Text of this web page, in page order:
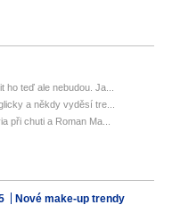
teď ale nebudou. Ja...
a někdy vyděsí tre...
při chuti a Roman Ma...
Nové make-up trendy